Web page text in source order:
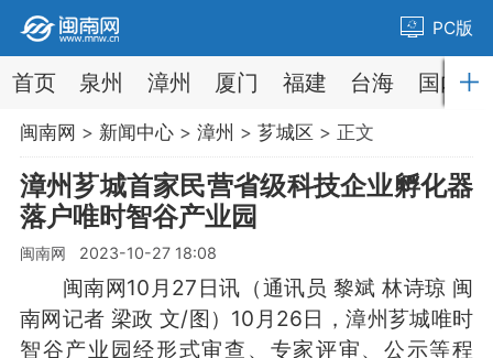
PC版
首页 泉州 漳州 厦门 福建 台海 国内
闽南网 > 新闻中心> 漳州 > 芗城区 > 正文
漳州芗城首家民营省级科技企业孵化器
落户唯时智谷产业园
闽南网 2023-10-27 18:08
闽南网10月27日讯（通讯员 黎斌 林诗琼 闽
南网记者 梁政 文/图）10月26日，漳州芗城唯时
智谷产业园经形式审查、专家评审、公示等程